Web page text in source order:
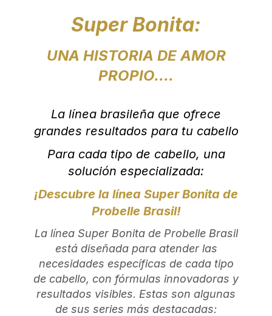
Super Bonita:
UNA HISTORIA DE AMOR
PROPIO....
La línea brasileña que ofrece
grandes resultados para tu cabello
Para cada tipo de cabello, una
solución especializada:
¡Descubre la línea Super Bonita de
Probelle Brasil!
La línea Super Bonita de Probelle Brasil
está diseñada para atender las
necesidades específicas de cada tipo
de cabello, con fórmulas innovadoras y
resultados visibles. Estas son algunas
de sus series más destacadas: